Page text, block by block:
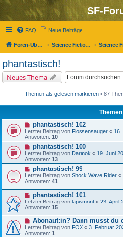
SF-
FAQ Neue Beiträge
Foren-Übersicht Science Fiction-Forum
phantastisch!
Neues Thema
Themen als gelesen markieren • 87
Themen
phantastisch! 102
Letzter Beitrag von Flossensauger « 16.
Antworten: 10
phantastisch! 100
Letzter Beitrag von Darmok « 19. Juni
Antworten: 13
phantastisch! 99
Letzter Beitrag von Shock Wave Rider «
Antworten: 41
phantastisch! 101
Letzter Beitrag von lapismont « 23. April
Antworten: 15
Abonaut:in? Dann musst du
Letzter Beitrag von FOX « 3. Februar
Antworten: 1